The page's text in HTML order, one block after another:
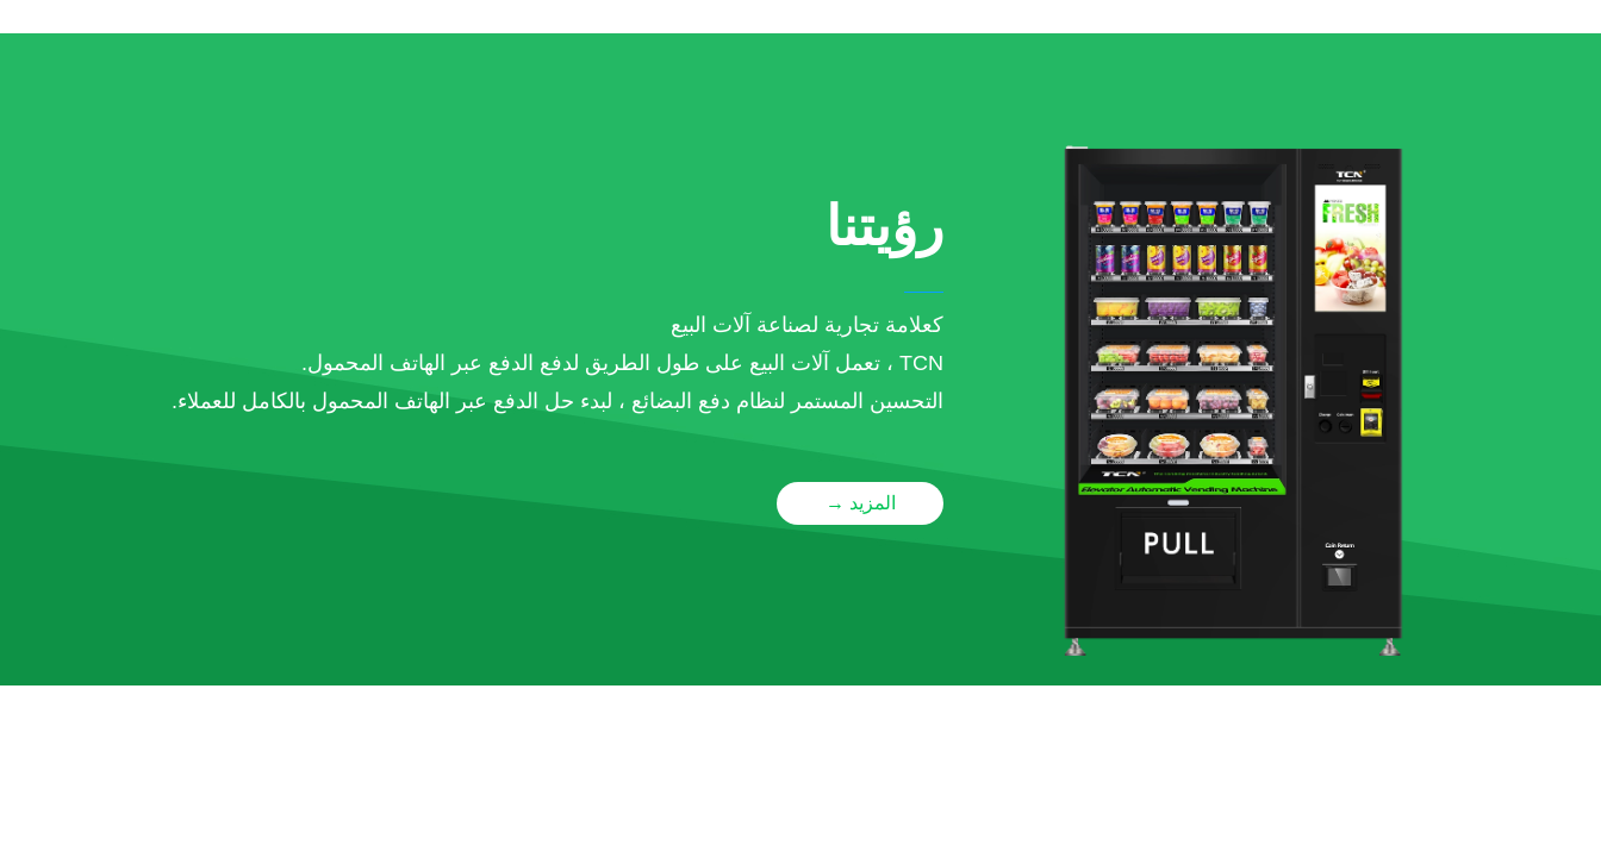
‫رؤيتنا‬
كعلامة تجارية لصناعة آلات البيع
TCN ، تعمل آلات البيع على طول الطريق لدفع الدفع عبر الهاتف المحمول.
التحسين المستمر لنظام دفع البضائع ، لبدء حل الدفع عبر الهاتف المحمول بالكامل للعملاء.
المزيد →